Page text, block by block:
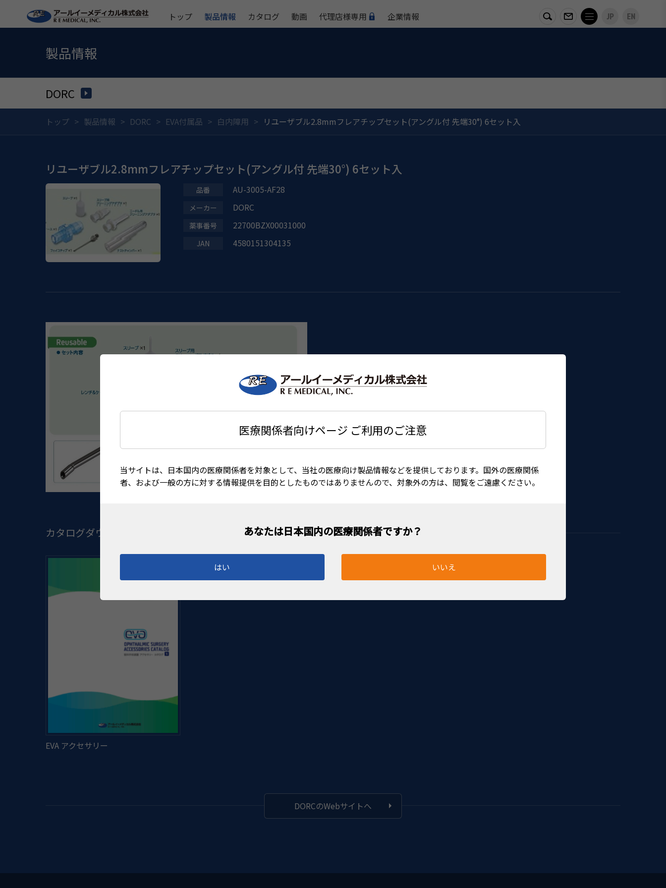
医療関係者向けページ ご利用のご注意
当サイトは、日本国内の医療関係者を対象として、当社の医療向け製品情報などを提供しております。国外の医療関係
者、および一般の方に対する情報提供を目的としたものではありませんので、対象外の方は、閲覧をご遠慮ください。
はい いいえ
トップ 製品情報 カタログ 動画 代理店様専用 企業情報 JP EN
製品情報
DORC
トップ 製品情報 DORC EVA付属品 白内障用 リユーザブル2.8mmフレアチップセット(アングル付 先端30°) 6セット入
リユーザブル2.8mmフレアチップセット(アングル付 先端30°) 6セット入
AU-3005-AF28
DORC
22700BZX00031000
4580151304135
カタログダウンロード
DORCのWebサイトへ